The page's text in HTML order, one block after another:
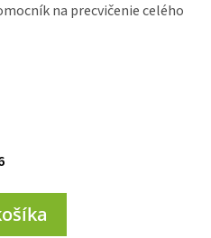
na precvičenie celého